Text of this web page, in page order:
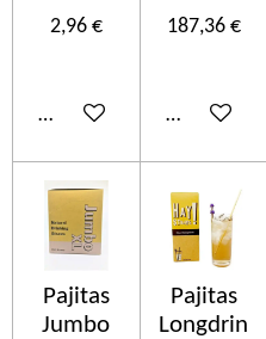
2,96 €
Añadir al carrito
187,36 €
Añadir al
Pajitas
Jumbo
Pajitas
Longdrin